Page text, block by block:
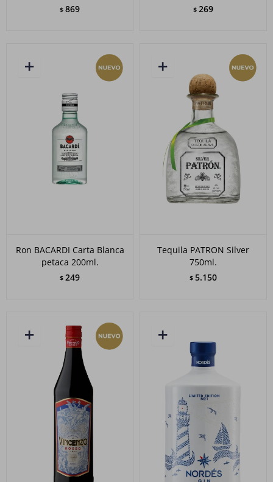
$ 869 $ 269
Ron BACARDI Carta Blanca
petaca 200ml.
$ 249
Tequila PATRON Silver
750ml.
$ 5.150